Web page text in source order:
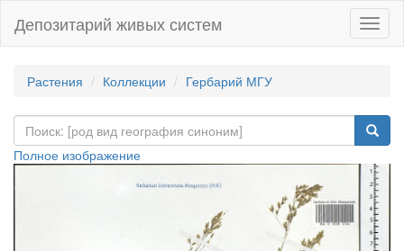
Депозитарий живых систем
Растения Коллекции Гербарий МГУ
Полное изображение